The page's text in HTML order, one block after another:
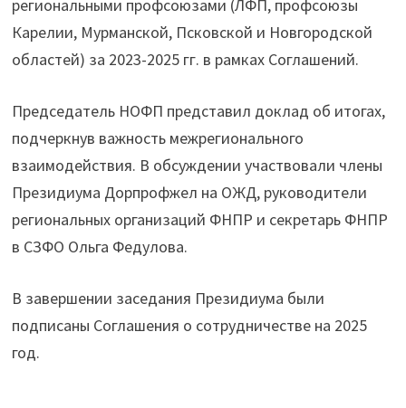
региональными профсоюзами (ЛФП, профсоюзы
Карелии, Мурманской, Псковской и Новгородской
областей) за 2023-2025 гг. в рамках Соглашений.
Председатель НОФП представил доклад об итогах,
подчеркнув важность межрегионального
взаимодействия. В обсуждении участвовали члены
Президиума Дорпрофжел на ОЖД, руководители
региональных организаций ФНПР и секретарь ФНПР
в СЗФО Ольга Федулова.
В завершении заседания Президиума были
подписаны Соглашения о сотрудничестве на 2025
год.